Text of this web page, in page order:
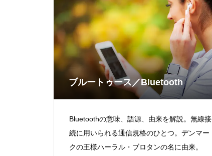
ブルートゥース／Bluetooth
Bluetoothの意味、語源、由来を解説。無線接
続に用いられる通信規格のひとつ。デンマー
クの王様ハーラル・ブロタンの名に由来。